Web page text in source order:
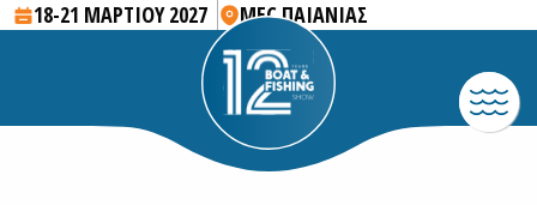
18-21 ΜΑΡΤΙΟΥ 2027 MEC ΠΑΙΑΝΙΑΣ